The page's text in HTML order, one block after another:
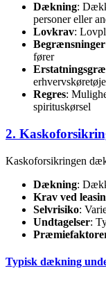
Dækning:
personer eller
Lovkrav:
Begrænsninger
fører
Regres:
spirituskørsel
2.
Kaskoforsikringen
Dækning:
Krav ved
Selvrisiko:
Undtagelser:
Typisk dækning